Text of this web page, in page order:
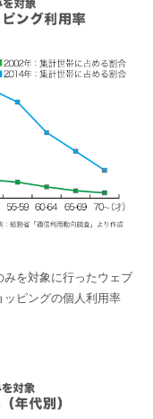
を対象に行ったウェブ
ッピングの個人利用率